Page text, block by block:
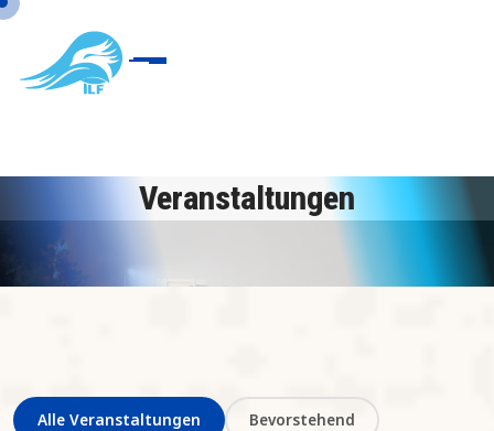
Veranstaltungen
Alle Veranstaltungen Bevorstehend